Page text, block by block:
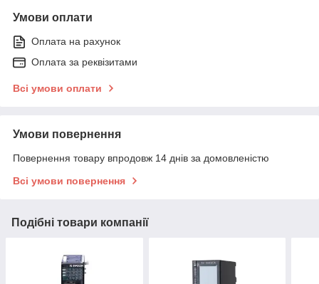
Умови оплати
Оплата на рахунок
Оплата за реквізитами
Всі умови оплати
Умови повернення
Повернення товару впродовж 14 днів за домовленістю
Всі умови повернення
Подібні товари компанії